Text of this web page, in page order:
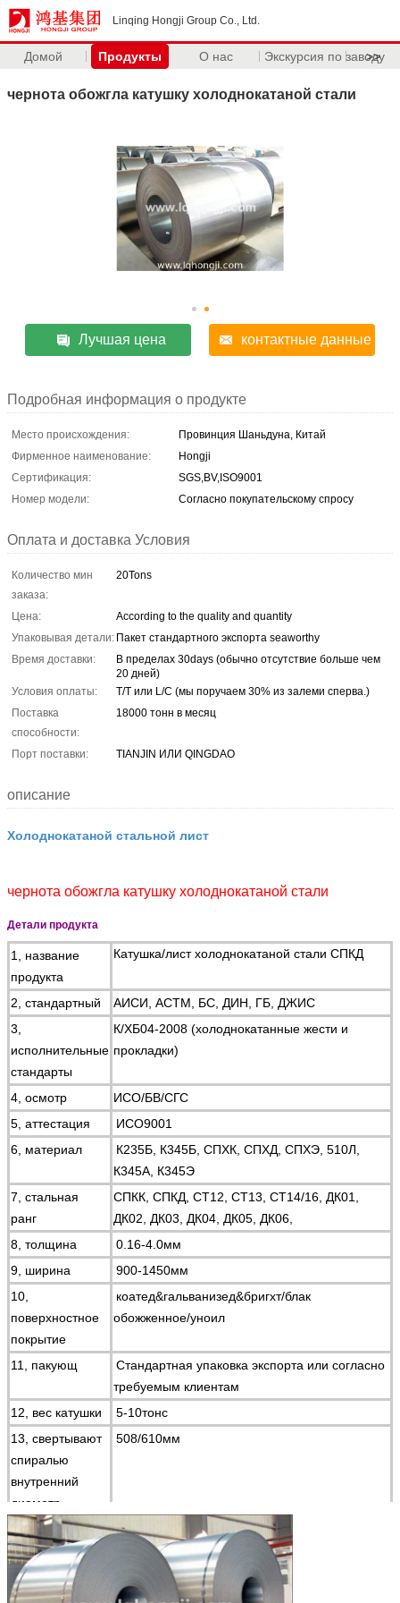
Linqing Hongji Group Co., Ltd.
Домой Продукты О нас Экскурсия по заводу
>>
чернота обожгла катушку холоднокатаной стали
Лучшая цена контактные данные
Подробная информация о продукте
Место происхождения:
Провинция Шаньдуна, Китай
Фирменное наименование:
Hongji
Сертификация:
SGS,BV,ISO9001
Номер модели:
Согласно покупательскому спросу
Оплата и доставка Условия
Количество мин
заказа:
20Tons
Цена:
According to the quality and quantity
Упаковывая детали: Пакет стандартного экспорта seaworthy
Время доставки:
В пределах 30days (обычно отсутствие больше чем
20 дней)
Условия оплаты:
T/T или L/C (мы поручаем 30% из залеми сперва.)
Поставка
способности:
18000 тонн в месяц
Порт поставки: TIANJIN ИЛИ QINGDAO
описание
Холоднокатаной стальной лист
чернота обожгла катушку холоднокатаной стали
Детали продукта
1, название
продукта
Катушка/лист холоднокатаной стали СПКД
2, стандартный
АИСИ, АСТМ, БС, ДИН, ГБ, ДЖИС
3,
исполнительные
стандарты
К/ХБ04-2008 (холоднокатанные жести и
прокладки)
4, осмотр
ИСО/БВ/СГС
5, аттестация
ИСО9001
6, материал
К235Б, К345Б, СПХК, СПХД, СПХЭ, 510Л,
К345А, К345Э
7, стальная
ранг
СПКК, СПКД, СТ12, СТ13, СТ14/16, ДК01,
ДК02, ДК03, ДК04, ДК05, ДК06,
8, толщина
0.16-4.0мм
9, ширина
900-1450мм
10,
поверхностное
покрытие
коатед&гальванизед&бригхт/блак
обожженное/уноил
11, пакующ
Стандартная упаковка экспорта или согласно
требуемым клиентам
12, вес катушки
5-10тонс
13, свертывают
спиралью
внутренний
диаметр
508/610мм
14, свертывают
спиралью
наружный
диаметр
Макс.Φ1500 или как ваша просьба